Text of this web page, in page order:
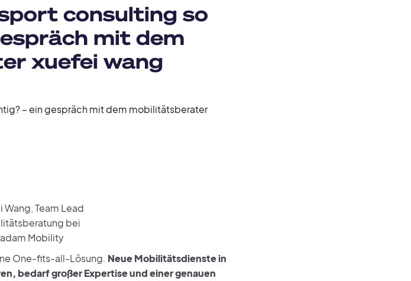
– ein gespräch mit dem mobilitätsberater
consulting so
mit dem
xuefei wang
Wang, Team Lead
bei
Mobility
One-fits-all-Lösung. Neue Mobilitätsdienste in
bedarf großer Expertise und einer genauen